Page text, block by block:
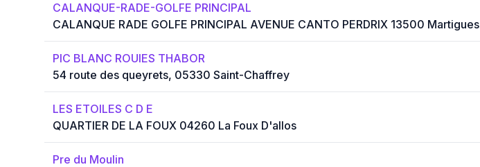
CALANQUE-RADE-GOLFE PRINCIPAL
CALANQUE RADE GOLFE PRINCIPAL AVENUE CANTO PERDRIX 13500 Martigues
PIC BLANC ROUIES THABOR
54 route des queyrets, 05330 Saint-Chaffrey
LES ETOILES C D E
QUARTIER DE LA FOUX 04260 La Foux D'allos
Pre du Moulin